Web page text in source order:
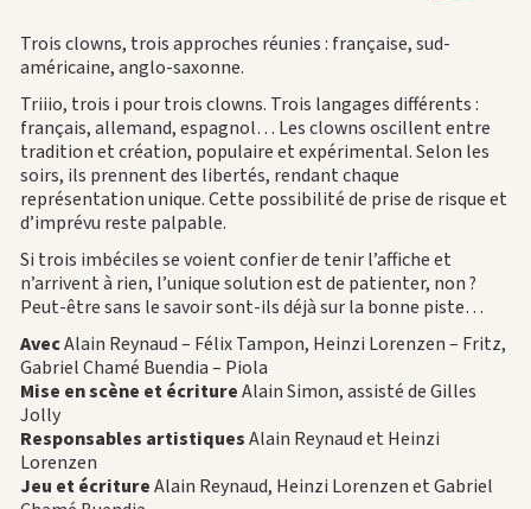
Trois clowns, trois approches réunies : française, sud-
américaine, anglo-saxonne.
Triiio, trois i pour trois clowns. Trois langages différents :
français, allemand, espagnol… Les clowns oscillent entre
tradition et création, populaire et expérimental. Selon les
soirs, ils prennent des libertés, rendant chaque
représentation unique. Cette possibilité de prise de risque et
d’imprévu reste palpable.
Si trois imbéciles se voient confier de tenir l’affiche et
n’arrivent à rien, l’unique solution est de patienter, non ?
Peut-être sans le savoir sont-ils déjà sur la bonne piste…
AvecAlain Reynaud – Félix Tampon, Heinzi Lorenzen – Fritz,
Gabriel Chamé Buendia – Piola
Mise en scène et écritureAlain Simon, assisté de Gilles
Jolly
Responsables artistiquesAlain Reynaud et Heinzi
Lorenzen
Jeu et écritureAlain Reynaud, Heinzi Lorenzen et Gabriel